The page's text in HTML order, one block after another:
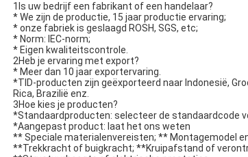
1Is uw bedrijf een fabrikant of een handelaar?
* We zijn de productie, 15 jaar productie ervaring;
* onze fabriek is geslaagd ROSH, SGS, etc;
* Norm: IEC-norm;
* Eigen kwaliteitscontrole.
2Heb je ervaring met export?
* Meer dan 10 jaar exportervaring.
*TID-producten zijn geëxporteerd naar Indonesië,
Rica, Brazilië enz.
3Hoe kies je producten?
*Standaardproducten: selecteer de standaardcode
*Aangepast product: laat het ons weten
** Speciale materialenvereisten; ** Montagemodel
**Trekkracht of buigkracht; **Kruipafstand of